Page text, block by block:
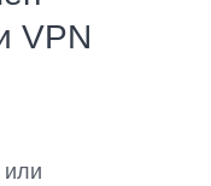
VPN
или